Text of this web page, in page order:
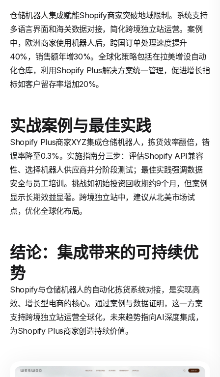
仓储机器人集成赋能Shopify商家突破地域限制。系统支持
多语言界面和海关数据对接，简化跨境独立站运营。案例
中，欧洲商家使用机器人后，跨国订单处理速度提升
40%，销售额年增30%。全球化策略包括在拉美增设自动
化仓库，利用Shopify Plus解决方案统一管理，促进增长指
标如客户留存率增加20%。
实战案例与最佳实践
Shopify Plus商家XYZ集成仓储机器人，拣货效率翻倍，错
误率降至0.3%。实施指南分三步：评估Shopify API兼容
性、选择机器人供应商并分阶段测试；最佳实践强调数据
安全与员工培训。挑战如初始投资回收期约9个月，但案例
显示长期效益显著。跨境独立站中，建议从北美市场试
点，优化全球化布局。
结论：集成带来的可持续优
势
Shopify与仓储机器人的自动化拣货系统对接，是实现高
效、增长型电商的核心。通过案例与数据证明，这一方案
支持跨境独立站运营全球化，未来趋势指向AI深度集成，
为Shopify Plus商家创造持续价值。